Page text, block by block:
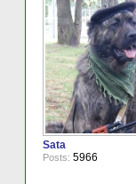
Sata
Posts: 5966